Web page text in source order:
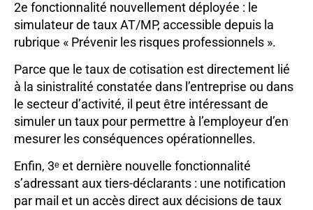
2e fonctionnalité nouvellement déployée : le
simulateur de taux AT/MP, accessible depuis la
rubrique « Prévenir les risques professionnels ».
Parce que le taux de cotisation est directement lié
à la sinistralité constatée dans l’entreprise ou dans
le secteur d’activité, il peut être intéressant de
simuler un taux pour permettre à l’employeur d’en
mesurer les conséquences opérationnelles.
Enfin, 3ᵉ et dernière nouvelle fonctionnalité
s’adressant aux tiers-déclarants : une notification
par mail et un accès direct aux décisions de taux